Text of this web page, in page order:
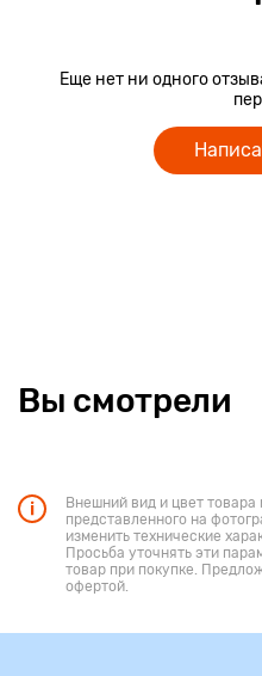
Еще нет ни одного
Вы смотрели
Внешний вид и цвет товара
представленного на
изменить технические
Просьба уточнять эти
товар при покупке.
офертой.